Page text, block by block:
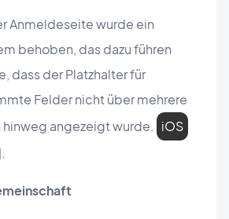
Anmeldeseite wurde ein
behoben, das dazu führen
dass der Platzhalter für
Felder nicht über mehrere
hinweg angezeigt wurde. iOS